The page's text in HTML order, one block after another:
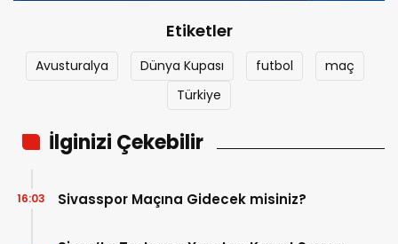
Etiketler
Avusturalya Dünya Kupası futbol
maç
Türkiye
İlginizi Çekebilir
Sivasspor Maçına Gidecek misiniz?
16:03